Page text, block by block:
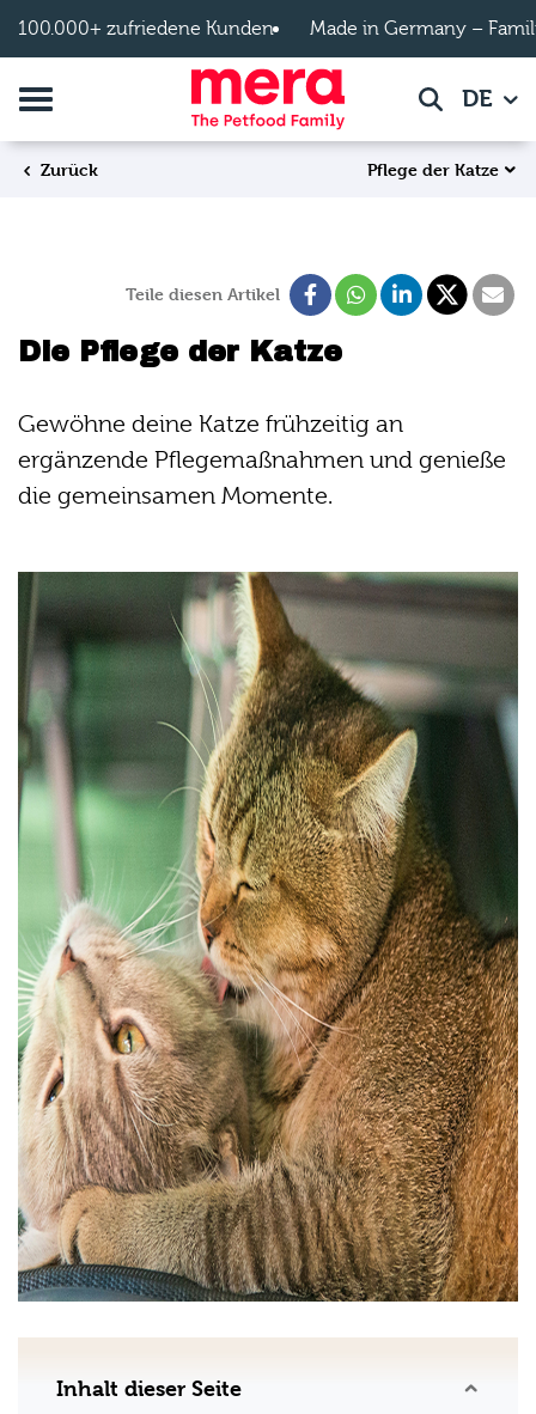
100.000+ zufriedene Kunden Made in Germany –
Navigation umschalten SucheDE
Zurück Pflege der Katze
Teile diesen Artikel
Die Pflege der Katze
Gewöhne deine Katze frühzeitig an
ergänzende Pflegemaßnahmen und genieße
die gemeinsamen Momente.
Inhalt dieser Seite